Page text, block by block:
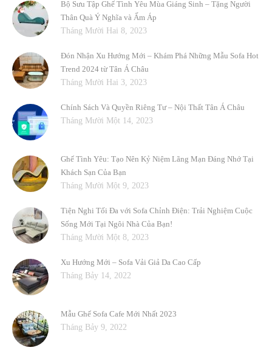
Bộ Sưu Tập Ghế Tình Yêu Mùa Giáng Sinh – Tặng Người
Thân Quà Ý Nghĩa và Ấm Áp
Tháng Mười Hai 8, 2023
Đón Nhận Xu Hướng Mới – Khám Phá Những Mẫu Sofa Hot
Trend 2024 từ Tân Á Châu
Tháng Mười Hai 3, 2023
Chính Sách Và Quyền Riêng Tư – Nội Thất Tân Á Châu
Tháng Mười Một 14, 2023
Ghế Tình Yêu: Tạo Nên Kỷ Niệm Lãng Mạn Đáng Nhớ Tại
Khách Sạn Của Bạn
Tháng Mười Một 9, 2023
Tiện Nghi Tối Đa với Sofa Chỉnh Điện: Trải Nghiệm Cuộc
Sống Mới Tại Ngôi Nhà Của Bạn!
Tháng Mười Một 8, 2023
Xu Hướng Mới – Sofa Vải Giả Da Cao Cấp
Tháng Bảy 14, 2022
Mẫu Ghế Sofa Cafe Mới Nhất 2023
Tháng Bảy 9, 2022